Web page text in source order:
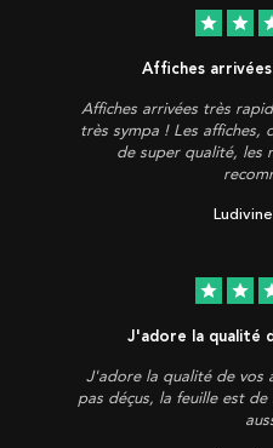
star star
Affiches
Affiches arrivées très
très sympa ! Les affiches,
de super qualité, les
star star
J'adore la qualité
J'adore la qualité de vos
pas déçus, la feuille est